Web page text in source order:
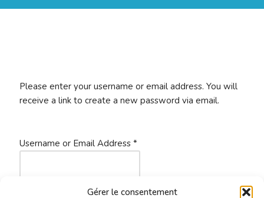
Gérer le consentement
Please enter your username or email address. You will
receive a link to create a new password via email.
Username or Email Address *